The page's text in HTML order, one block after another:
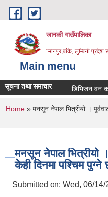
Skip to main content
जानकी गाउँपालिका
"मानपुर,बाँके, लुम्बिनी प्रदेश
Main menu
सूचना तथा समाचार डिभिजन वन
You are here
Home» मनसून नेपाल भित्रीयो ।
मनसून नेपाल भित्रीयो
केही दिनमा पश्चिम पुग्ने
Submitted on: Wed, 06/14/